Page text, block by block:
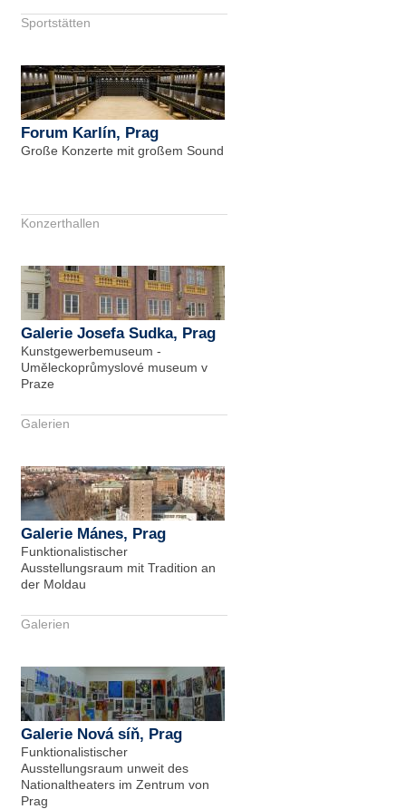
Sportstätten
Forum Karlín, Prag
Große Konzerte mit großem Sound
Konzerthallen
Galerie Josefa Sudka, Prag
Kunstgewerbemuseum -
Uměleckoprůmyslové museum v
Praze
Galerien
Galerie Mánes, Prag
Funktionalistischer
Ausstellungsraum mit Tradition an
der Moldau
Galerien
Galerie Nová síň, Prag
Funktionalistischer
Ausstellungsraum unweit des
Nationaltheaters im Zentrum von
Prag